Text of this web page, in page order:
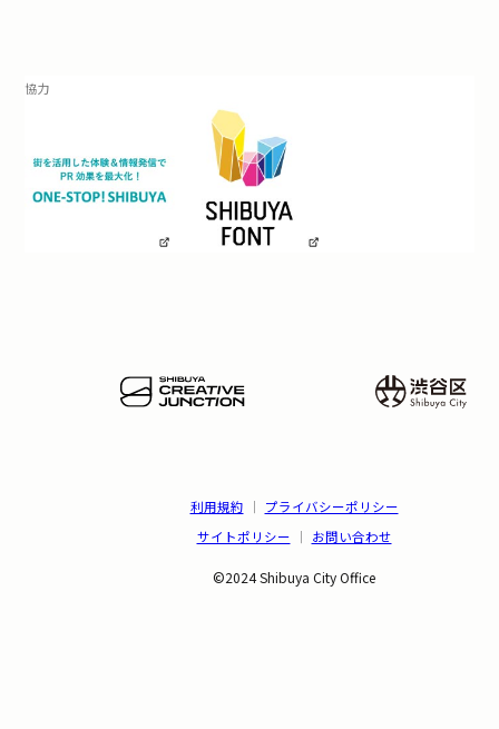
協力
利用規約 ｜ プライバシーポリシー
サイトポリシー ｜ お問い合わせ
©2024 Shibuya City Office